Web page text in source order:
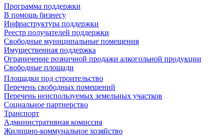
Программа поддержки
В помощь бизнесу
Инфраструктура поддержки
Реестр получателей поддержки
Свободные муниципальные помещения
Имущественная поддержка
Ограничение розничной продажи алкогольной продукции
Свободные площади
Площадки под строительство
Перечень свободных помещений
Перечень неиспользуемых земельных участков
Социальное партнерство
Транспорт
Административная комиссия
Жилищно-коммунальное хозяйство